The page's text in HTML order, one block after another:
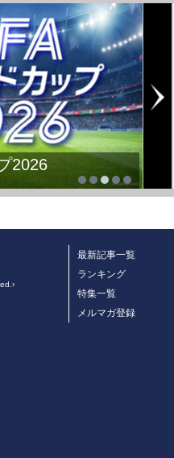
2026
最新記事一覧
ランキング
特集一覧
メルマガ登録